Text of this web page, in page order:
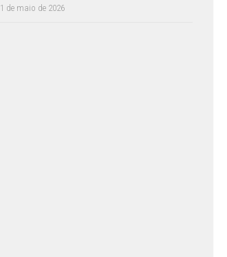
1 de maio de 2026